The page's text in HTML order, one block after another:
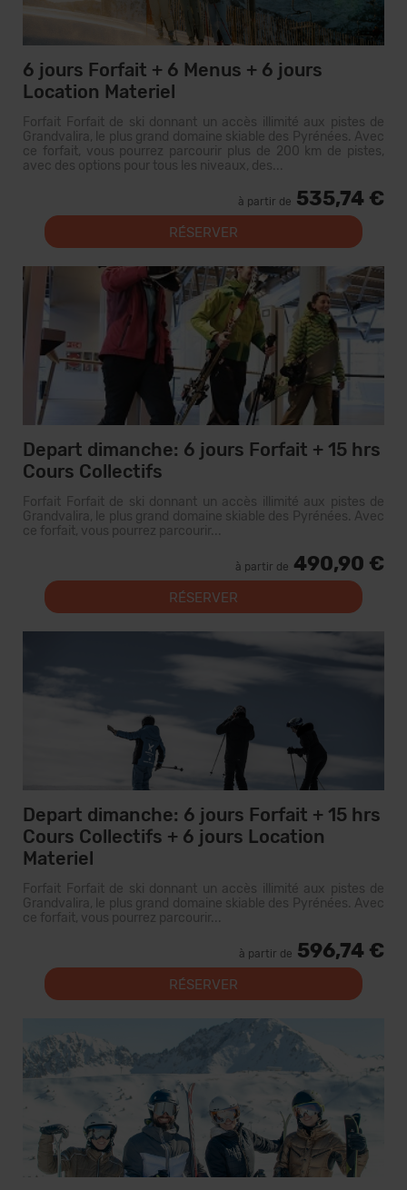
6 jours Forfait + 6 Menus + 6 jours
Location Materiel
Forfait Forfait de ski donnant un accès illimité aux pistes de
Grandvalira, le plus grand domaine skiable des Pyrénées. Avec
ce forfait, vous pourrez parcourir plus de 200 km de pistes,
avec des options pour tous les niveaux, des...
à partir de 535,74 €
RÉSERVER
Depart dimanche: 6 jours Forfait + 15 hrs
Cours Collectifs
Forfait Forfait de ski donnant un accès illimité aux pistes de
Grandvalira, le plus grand domaine skiable des Pyrénées. Avec
ce forfait, vous pourrez parcourir...
à partir de 490,90 €
RÉSERVER
Depart dimanche: 6 jours Forfait + 15 hrs
Cours Collectifs + 6 jours Location
Materiel
Forfait Forfait de ski donnant un accès illimité aux pistes de
Grandvalira, le plus grand domaine skiable des Pyrénées. Avec
ce forfait, vous pourrez parcourir...
à partir de 596,74 €
RÉSERVER